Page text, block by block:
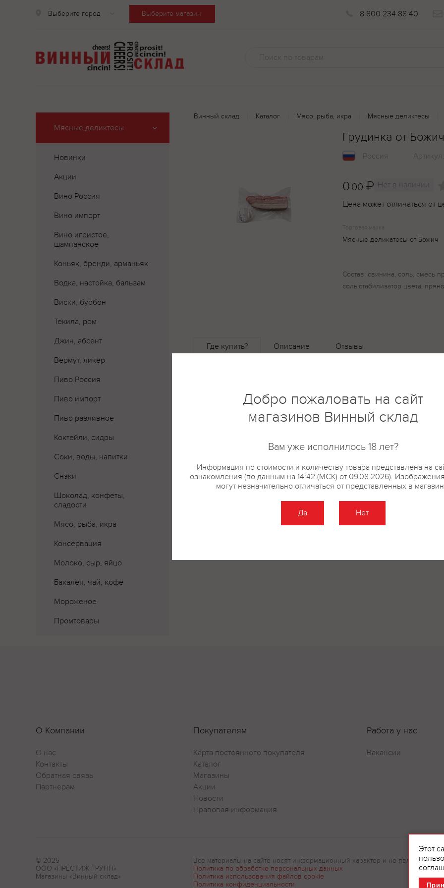
Выберите город Выберите магазин 8 800 234 88 40
Мясные деликтесы
Новинки
Акции
Вино Россия
Вино импорт
Вино игристое,
шампанское
Коньяк, бренди, арманьяк
Водка, настойка, бальзам
Виски, бурбон
Текила, ром
Джин, абсент
Вермут, ликер
Пиво Россия
Пиво импорт
Пиво разливное
Коктейли, сидры
Соки, воды, напитки
Снэки
Шоколад, конфеты,
сладости
Мясо, рыба, икра
Консервация
Молоко, сыр, яйцо
Бакалея, чай, кофе
Мороженое
Промтовары
Винный склад Каталог Мясо, рыба, икра Мясные деликтесы
Грудинка от
Россия Артикул:
0.00 ₽ Нет в наличии
Цена может отличаться от
Торговая марка
Мясные деликатесы от Божич
Состав: свинина, соль, смесь
соль,стабилизатор цвета,
Где купить? Описание Отзывы
О Компании
О нас
Контакты
Обратная связь
Партнерам
Покупателям
Карта постоянного покупателя
Каталог
Магазины
Акции
Новости
Правовая информация
Работа у нас
Вакансии
© 2025
ООО «ПРЕСТИЖ ГРУПП»
Магазины «Винный склад»
Все материалы на сайте носят информационный характер и не являются
Политика по обработке персональных данных
Политика использования файлов cookie
Политика конфиденциальности
Этот
Добро пожаловать на сайт
магазинов Винный склад
Вам уже исполнилось 18 лет?
Информация по стоимости и количеству товара представлена на
ознакомления (по данным на 14:42 (МСК) от 09.08.2026).
могут незначительно отличаться от представленных в
Да Нет